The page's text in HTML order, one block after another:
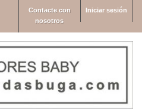
Iniciar sesión
Contacte con
nosotros